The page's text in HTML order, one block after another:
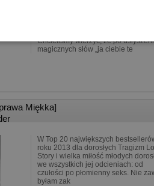
Chcieliśmy wierzyć, że po
magicznych słów „ja ciebie te
Miękka]
W Top 20 największych
roku 2013 dla dorosłych Tragizm
Story i wielka miłość młodych
we wszystkich jej odcieniach: od
czułości po płomienny seks. Nie
byłam zak